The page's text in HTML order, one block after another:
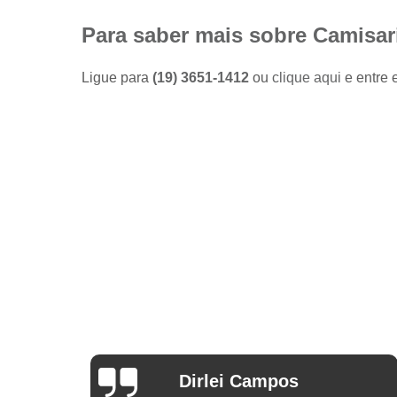
sociais
masculinas
Fábricas
Para saber mais sobre
Ligue para (19) 3651-1412 ou clique aqui e entre
Arthur Mello